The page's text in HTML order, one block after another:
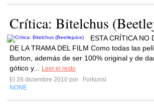
Crítica: Bitelchus
ESTA CRÍTICA NO
DE LA TRAMA DEL FILM Como todas las
Burton, además de ser 100% original y de
gótico y...
Leer el resto
El 28 diciembre 2010 por
Forkunsi
NONE